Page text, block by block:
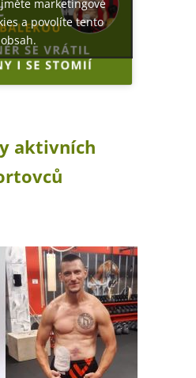
a povolíte tento
obsah.
aktivních